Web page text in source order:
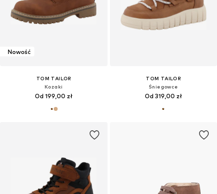
Nowość
TOM TAILOR
Kozaki
Od 199,00 zł
TOM TAILOR
Śniegowce
Od 319,00 zł